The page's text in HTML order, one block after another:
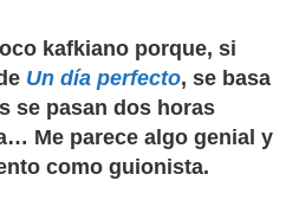
kafkiano porque, si
Un día perfecto, se basa
se pasan dos horas
Me parece algo genial y
como guionista.